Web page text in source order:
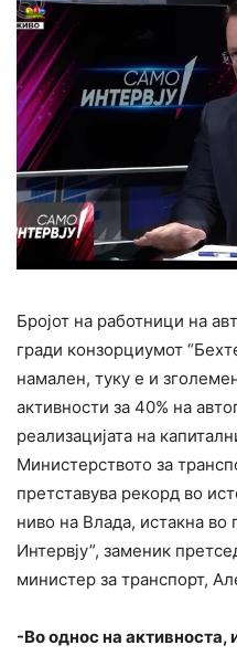
Бројот на работници на
гради конзорциумот
намален, туку е и
активности за 40% на
реализацијата на
Министерството за
претставува рекорд во
ниво на Влада, истакна во
Интервју”, заменик
министер за транспорт,
-Во однос на активноста,